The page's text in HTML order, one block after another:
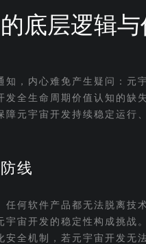
底层逻辑
，内心难免产生疑问：元
全生命周期价值认知的缺
元宇宙开发持续稳定运行
线
何软件产品都无法脱离技
宙开发的稳定性构成挑战
全机制，若元宇宙开发无